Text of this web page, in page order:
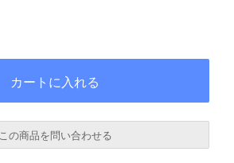
この商品を問い合わせる